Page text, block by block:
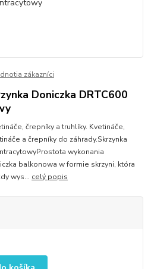
zákazníci
Doniczka DRTC600
črepníky a truhlíky. Kvetináče,
a črepníky do záhrady.Skrzynka
wykonania
balkonowa w formie skrzyni, która
wys... celý popis